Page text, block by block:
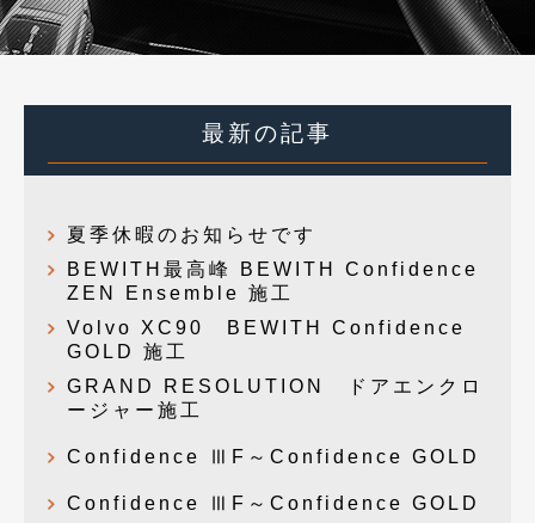
最新の記事
夏季休暇のお知らせです
BEWITH最高峰 BEWITH Confidence
ZEN Ensemble 施工
Volvo XC90 BEWITH Confidence
GOLD 施工
GRAND RESOLUTION ドアエンクロ
ージャー施工
Confidence ⅢF～Confidence GOLD
Confidence ⅢF～Confidence GOLD